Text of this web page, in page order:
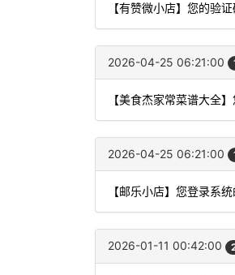
【有赞微小店】您的验
2026-04-25 06:21:00
【美食杰家常菜谱大全
2026-04-25 06:21:00
【邮乐小店】您登录系
2026-01-11 00:42:00